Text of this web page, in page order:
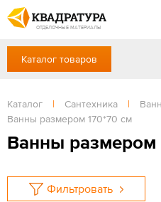
ОТДЕЛОЧНЫЕ МАТЕРИАЛЫ
Профи
Контакты
Доставка и оплата
Выставочный зал
Готовые решения
+7 (383) 209-98-97
Сб, Вс — выходной
ЗАКАЗАТЬ ЗВОНОК
Каталог товаров
Каталог | Сантехника |
Ванны размером 170*70 см
Ванны размером
Фильтровать